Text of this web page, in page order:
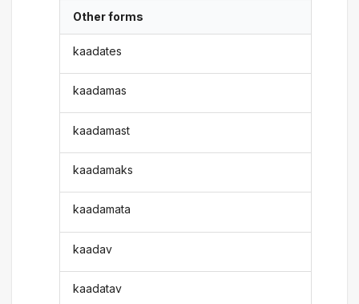
Other forms
kaadates
kaadamas
kaadamast
kaadamaks
kaadamata
kaadav
kaadatav